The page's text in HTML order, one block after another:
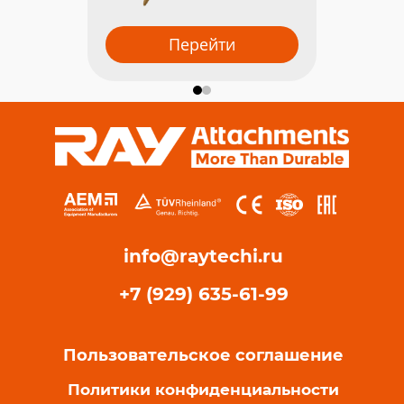
Перейти
info@raytechi.ru
+7 (929) 635-61-99
Пользовательское соглашение
Политики конфиденциальности